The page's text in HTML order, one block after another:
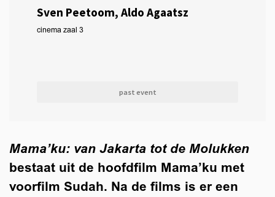
Sven Peetoom, Aldo Agaatsz
cinema zaal 3
past event
Mama’ku: van Jakarta tot de Molukken
bestaat uit de hoofdfilm Mama’ku met
voorfilm Sudah. Na de films is er een